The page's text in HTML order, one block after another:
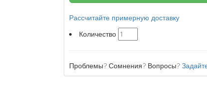
Рассчитайте примерную доставку
Количество
Проблемы? Сомнения? Вопросы?